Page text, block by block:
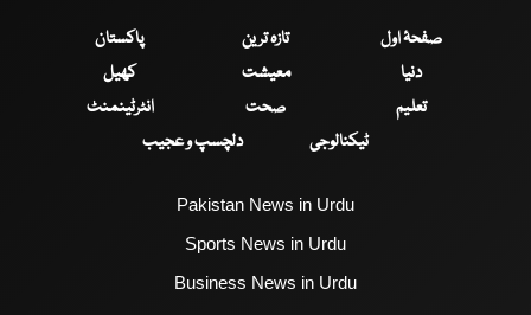
صفحۂ اول تازہ ترین
پاکستان
دنیا
معیشت
کھیل
تعلیم
صحت
انٹرٹینمنٹ
ٹیکنالوجی
دلچسپ و عجیب
Pakistan News in Urdu
Sports News in Urdu
Business News in Urdu